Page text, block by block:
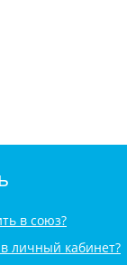
в союз?
личный кабинет?